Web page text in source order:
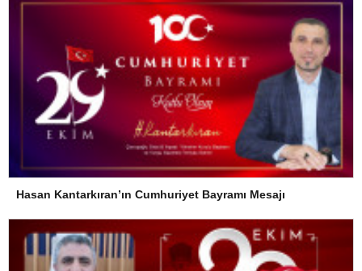
Hasan Kantarkıran’ın Cumhuriyet Bayramı Mesajı